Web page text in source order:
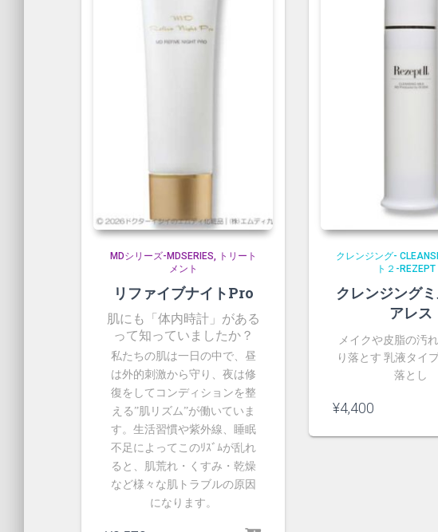
MDシリーズ-MDSERIES
トリート
メント
リファイブナイトPro
肌にも「体内時計」がある
って知っていましたか？
私たちの肌は一日の中で、昼
は外的刺激から守り、夜は修
復をしてコンディションを整
える”肌リズム”が働いていま
す。生活習慣や紫外線、睡眠
不足によってこのﾘｽﾞﾑが乱れ
ると、肌荒れ・くすみ・乾燥
など様々な肌トラブルの原因
になります。
クレンジング-
ト２-
クレンジング
アレス
メイクや皮脂の汚
り落とす 乳液タイ
落とし
¥4,400